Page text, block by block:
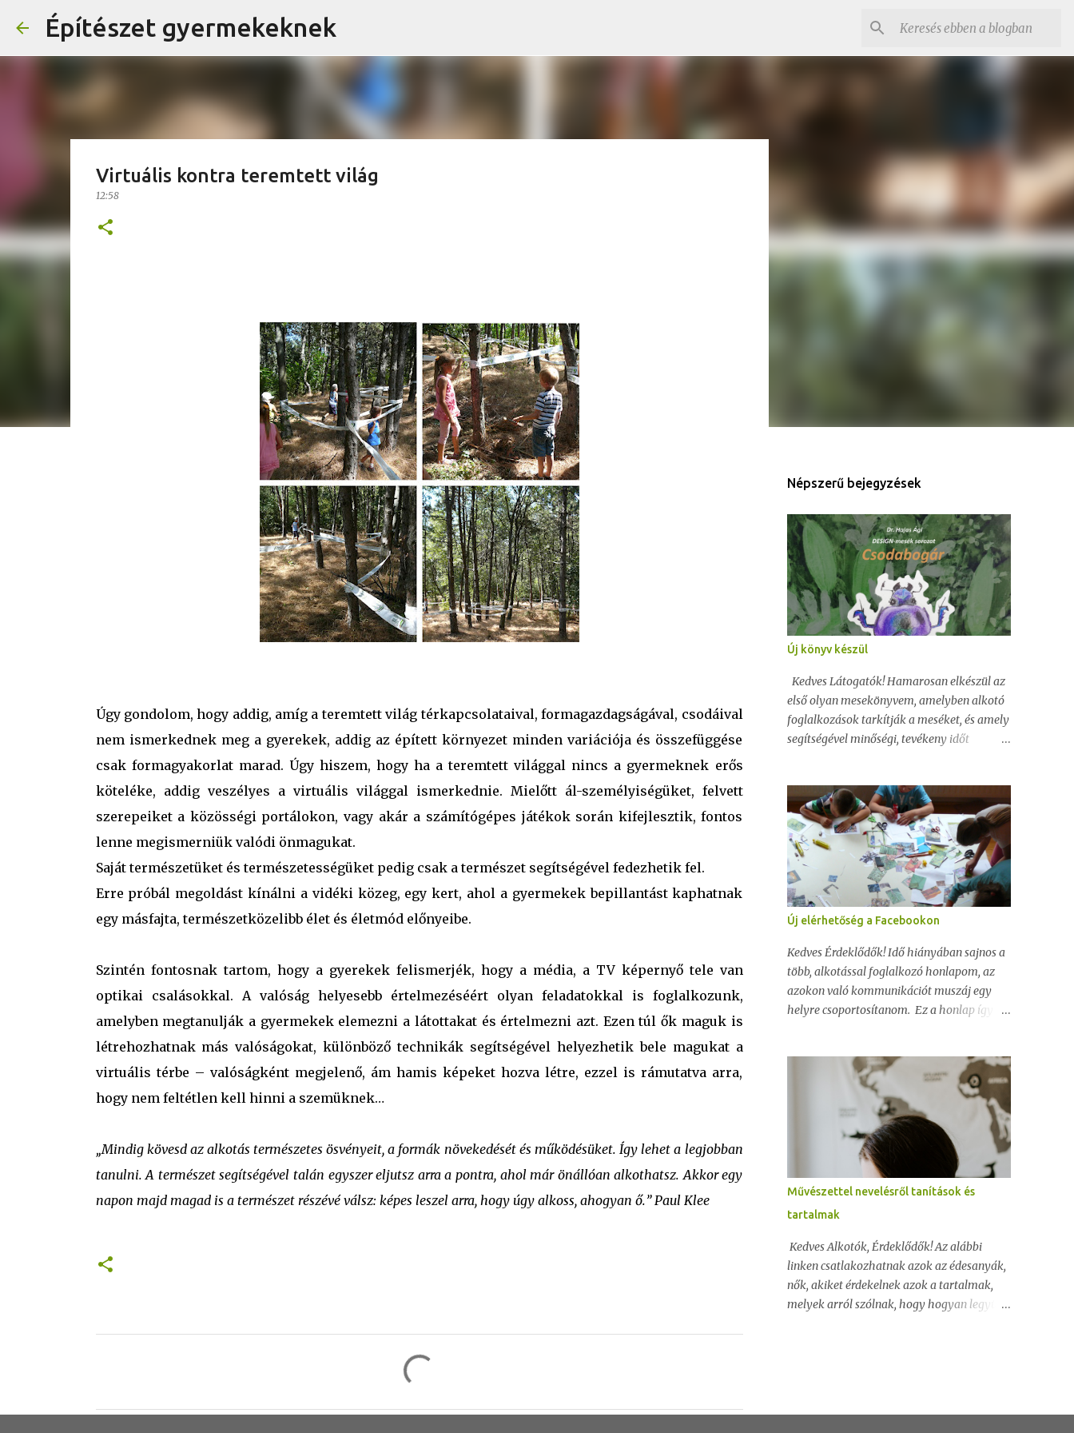
Építészet gyermekeknek
Virtuális kontra teremtett világ
12:58
Úgy gondolom, hogy addig, amíg a teremtett világ térkapcsolataival, formagazdagságával, csodáival
nem ismerkednek meg a gyerekek, addig az épített környezet minden variációja és összefüggése
csak formagyakorlat marad. Úgy hiszem, hogy ha a teremtett világgal nincs a gyermeknek erős
köteléke, addig veszélyes a virtuális világgal ismerkednie. Mielőtt ál-személyiségüket, felvett
szerepeiket a közösségi portálokon, vagy akár a számítógépes játékok során kifejlesztik, fontos
lenne megismerniük valódi önmagukat.
Saját természetüket és természetességüket pedig csak a természet segítségével fedezhetik fel.
Erre próbál megoldást kínálni a vidéki közeg, egy kert, ahol a gyermekek bepillantást kaphatnak
egy másfajta, természetközelibb élet és életmód előnyeibe.
Szintén fontosnak tartom, hogy a gyerekek felismerjék, hogy a média, a TV képernyő tele van
optikai csalásokkal. A valóság helyesebb értelmezéséért olyan feladatokkal is foglalkozunk,
amelyben megtanulják a gyermekek elemezni a látottakat és értelmezni azt. Ezen túl ők maguk is
létrehozhatnak más valóságokat, különböző technikák segítségével helyezhetik bele magukat a
virtuális térbe – valóságként megjelenő, ám hamis képeket hozva létre, ezzel is rámutatva arra,
hogy nem feltétlen kell hinni a szemüknek…
„Mindig kövesd az alkotás természetes ösvényeit, a formák növekedését és működésüket. Így lehet a legjobban
tanulni. A természet segítségével talán egyszer eljutsz arra a pontra, ahol már önállóan alkothatsz. Akkor egy
napon majd magad is a természet részévé válsz: képes leszel arra, hogy úgy alkoss, ahogyan ő.”Paul Klee
Népszerű bejegyzések
Új könyv készül
Kedves Látogatók! Hamarosan elkészül az
első olyan mesekönyvem, amelyben alkotó
foglalkozások tarkítják a meséket, és amely
segítségével minőségi, tevékeny időt
könyv címe: Csodabogár
Új elérhetőség a Facebookon
Kedves Érdeklődők! Idő hiányában sajnos a
több, alkotással foglalkozó honlapom, az
azokon való kommunikációt muszáj egy
helyre csoportosítanom. Ez a honlap így
kapcsolatot a régi-új ismerősökkel és az
alkotás, művészettel nevelés és építészet
gyermekeknek témákban szeretnék minél
több ismeretet átadni és minél több
embernek segíteni abban, hogy a
gyereknevelés ne csak nyűg legyen, hanem
egy csodálatos alkotó, fejlesztő játék. A
létrehozok majd, ahol kizárólag ebben a
témában segítek a szülők, főleg az anyukák
számára, természetesen hasonló témában.
Aki szeretné felvenni velem a kapcsolatot,
szeretné, hogy az aktualitások, hírek,
Művészettel nevelésről tanítások és
tartalmak
Kedves Alkotók, Érdeklődők! Az alábbi
linken csatlakozhatnak azok az édesanyák,
nők, akiket érdekelnek azok a tartalmak,
melyek arról szólnak, hogy hogyan legyünk
boldogabb legyen? Lesz szó többek között